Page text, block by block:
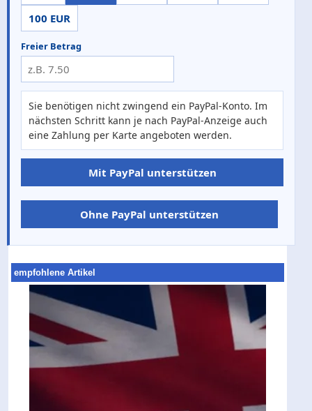
100 EUR
Freier Betrag
Sie benötigen nicht zwingend ein PayPal-Konto. Im
nächsten Schritt kann je nach PayPal-Anzeige auch
eine Zahlung per Karte angeboten werden.
Mit PayPal unterstützen
Ohne PayPal unterstützen
empfohlene Artikel